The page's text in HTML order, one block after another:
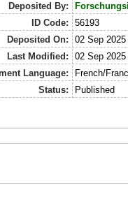
Deposited By:
ID Code:
56193
Deposited On:
02 Sep
Last Modified:
02 Sep
Language:
French/
Status:
Published